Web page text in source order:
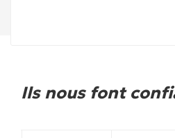
Ils nous font